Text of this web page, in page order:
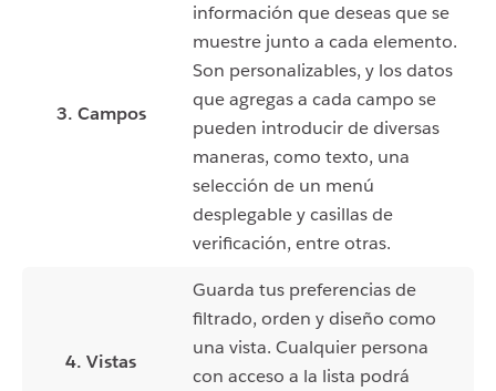
3. Campos
información que deseas que se
muestre junto a cada elemento.
Son personalizables, y los datos
que agregas a cada campo se
pueden introducir de diversas
maneras, como texto, una
selección de un menú
desplegable y casillas de
verificación, entre otras.
4. Vistas
Guarda tus preferencias de
filtrado, orden y diseño como
una vista. Cualquier persona
con acceso a la lista podrá